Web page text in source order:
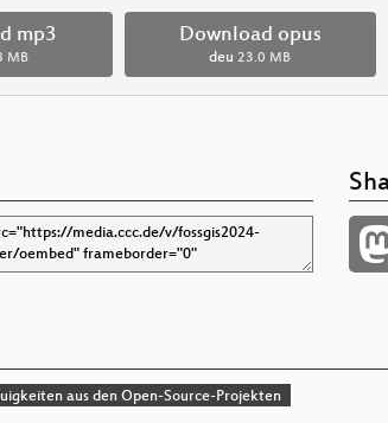
mp3
MB
Download opus
deu 23.0 MB
aus den Open-Source-Projekten